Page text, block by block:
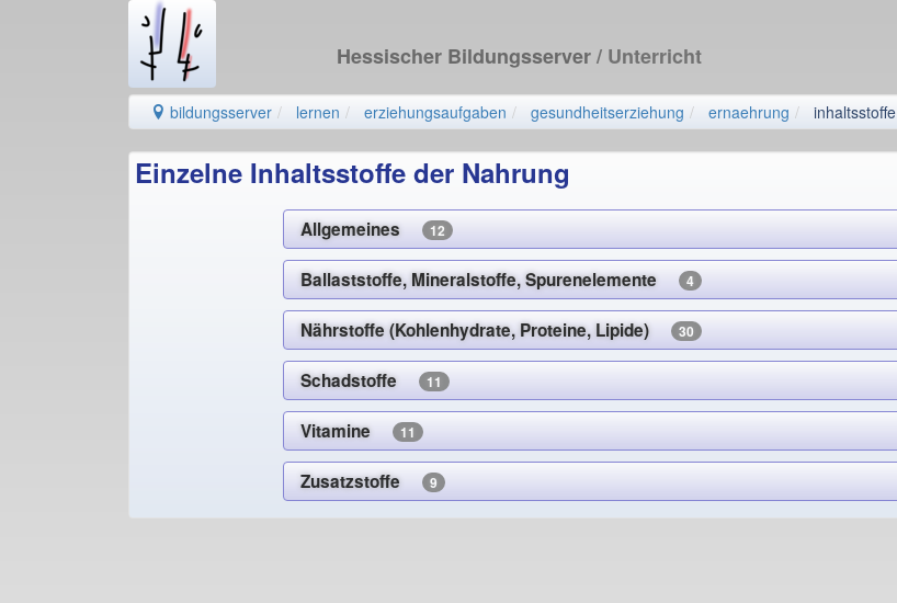
Hessischer Bildungsserver/ Unterricht
bildungsserver lernen erziehungsaufgaben gesundheitserziehung ernaehrung inhaltsstoffe
Einzelne Inhaltsstoffe der Nahrung
Allgemeines 12
Ballaststoffe, Mineralstoffe, Spurenelemente 4
Nährstoffe (Kohlenhydrate, Proteine, Lipide) 30
Schadstoffe 11
Vitamine 11
Zusatzstoffe 9